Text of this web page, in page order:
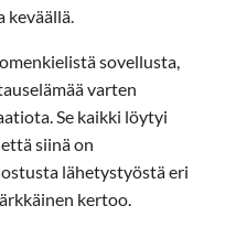
keväällä.
sovellusta,
varten
Se kaikki löytyi
siinä on
lähetystyöstä eri
kertoo.